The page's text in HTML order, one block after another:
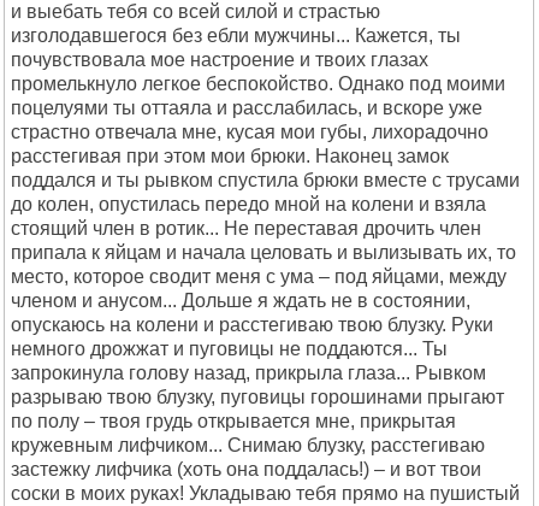
и выебать тебя со всей силой и страстью
изголодавшегося без ебли мужчины... Кажется, ты
почувствовала мое настроение и твоих глазах
промелькнуло легкое беспокойство. Однако под моими
поцелуями ты оттаяла и расслабилась, и вскоре уже
страстно отвечала мне, кусая мои губы, лихорадочно
расстегивая при этом мои брюки. Наконец замок
поддался и ты рывком спустила брюки вместе с трусами
до колен, опустилась передо мной на колени и взяла
стоящий член в ротик... Не переставая дрочить член
припала к яйцам и начала целовать и вылизывать их, то
место, которое сводит меня с ума – под яйцами, между
членом и анусом... Дольше я ждать не в состоянии,
опускаюсь на колени и расстегиваю твою блузку. Руки
немного дрожжат и пуговицы не поддаются... Ты
запрокинула голову назад, прикрыла глаза... Рывком
разрываю твою блузку, пуговицы горошинами прыгают
по полу – твоя грудь открывается мне, прикрытая
кружевным лифчиком... Снимаю блузку, расстегиваю
застежку лифчика (хоть она поддалась!) – и вот твои
соски в моих руках! Укладываю тебя прямо на пушистый